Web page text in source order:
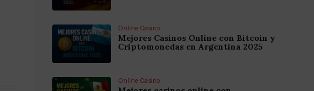
Online Casino
Mejores Casinos Online con Bitcoin y
Criptomonedas en Argentina 2025
Online Casino